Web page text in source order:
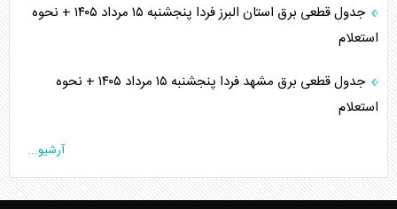
جدول قطعی برق استان البرز فردا پنجشنبه ۱۵ مرداد ۱۴۰۵ + نحوه
استعلام
جدول قطعی برق مشهد فردا پنجشنبه ۱۵ مرداد ۱۴۰۵ + نحوه
استعلام
آرشیو...